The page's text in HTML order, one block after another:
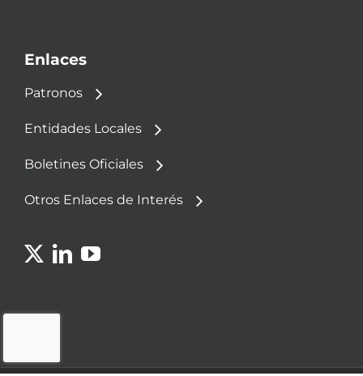
Enlaces
Patronos
Entidades Locales
Boletines Oficiales
Otros Enlaces de Interés